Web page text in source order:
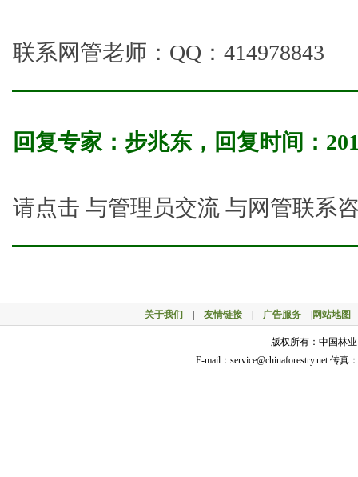
联系网管老师：QQ：414978843
回复专家： 步兆东 ，回复时间：
请点击 与管理员交流 与网管联系
关于我们 友情链接| 广告服务 网站地图
版权所有：中国林
E-mail：service@chinaforestry.net 传真